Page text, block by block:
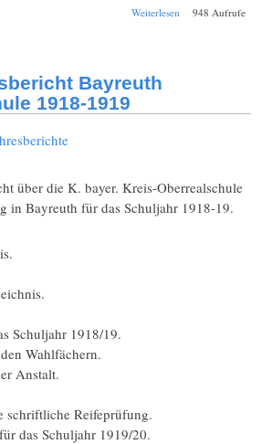
Weiterlesen über Schul-
948 Aufrufe
Bayreuth
1918-1919
über die K. bayer. Kreis-Oberrealschule
in Bayreuth für das Schuljahr 1918-19.
Schuljahr 1918/19.
Wahlfächern.
Anstalt.
schriftliche Reifeprüfung.
das Schuljahr 1919/20.